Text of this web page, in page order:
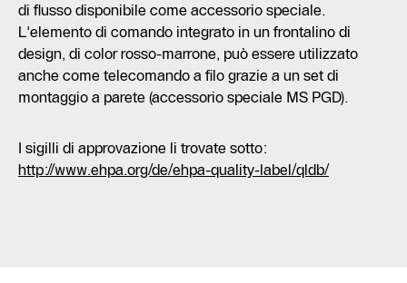
di flusso disponibile come accessorio speciale.
L'elemento di comando integrato in un frontalino di
design, di color rosso-marrone, può essere utilizzato
anche come telecomando a filo grazie a un set di
montaggio a parete (accessorio speciale MS PGD).
I sigilli di approvazione li trovate sotto:
http://www.ehpa.org/de/ehpa-quality-label/qldb/